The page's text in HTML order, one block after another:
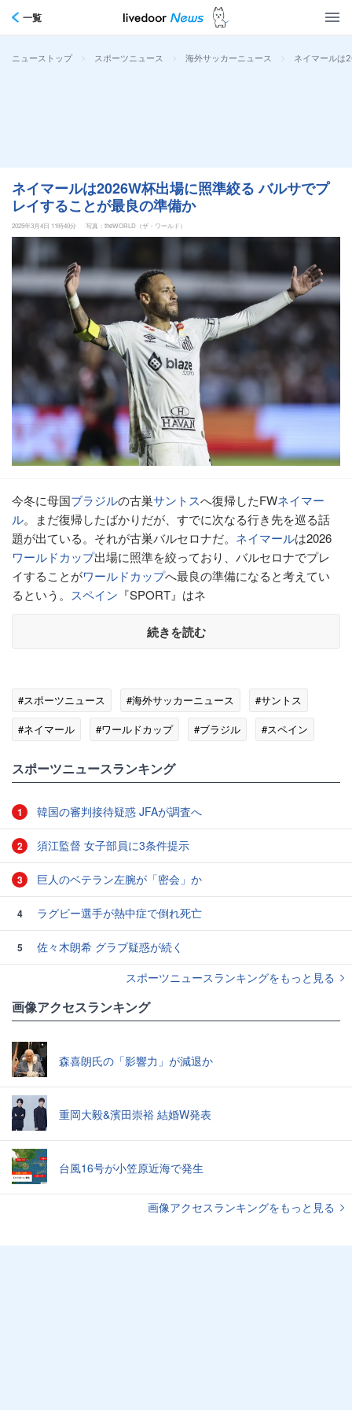
一覧
ニューストップ > スポーツニュース > 海外サッカーニュース > ネイマールは
ネイマールは2026W杯出場に照準絞る バルサでプ
レイすることが最良の準備か
2025年3月4日 11時40分 写真：theWORLD（ザ・ワールド）
今冬に母国ブラジルの古巣サントスへ復帰したFWネイマー
ル。まだ復帰したばかりだが、すでに次なる行き先を巡る話
題が出ている。それが古巣バルセロナだ。 ネイマールは2026
ワールドカップ出場に照準を絞っており、バルセロナでプレ
イすることがワールドカップへ最良の準備になると考えてい
るという。 スペイン 『SPORT』はネ
続きを読む
#スポーツニュース #海外サッカーニュース
#サントス
#ネイマール
#ワールドカップ #ブラジル #スペイン
スポーツニュースランキング
1 韓国の審判接待疑惑 JFAが調査へ
2 須江監督 女子部員に3条件提示
3 巨人のベテラン左腕が「密会」か
4 ラグビー選手が熱中症で倒れ死亡
5
佐々木朗希 グラブ疑惑が続く
スポーツニュースランキングをもっと見る
画像アクセスランキング
森喜朗氏の「影響力」が減退か
重岡大毅&濱田崇裕 結婚W発表
台風16号が小笠原近海で発生
画像アクセスランキングをもっと見る